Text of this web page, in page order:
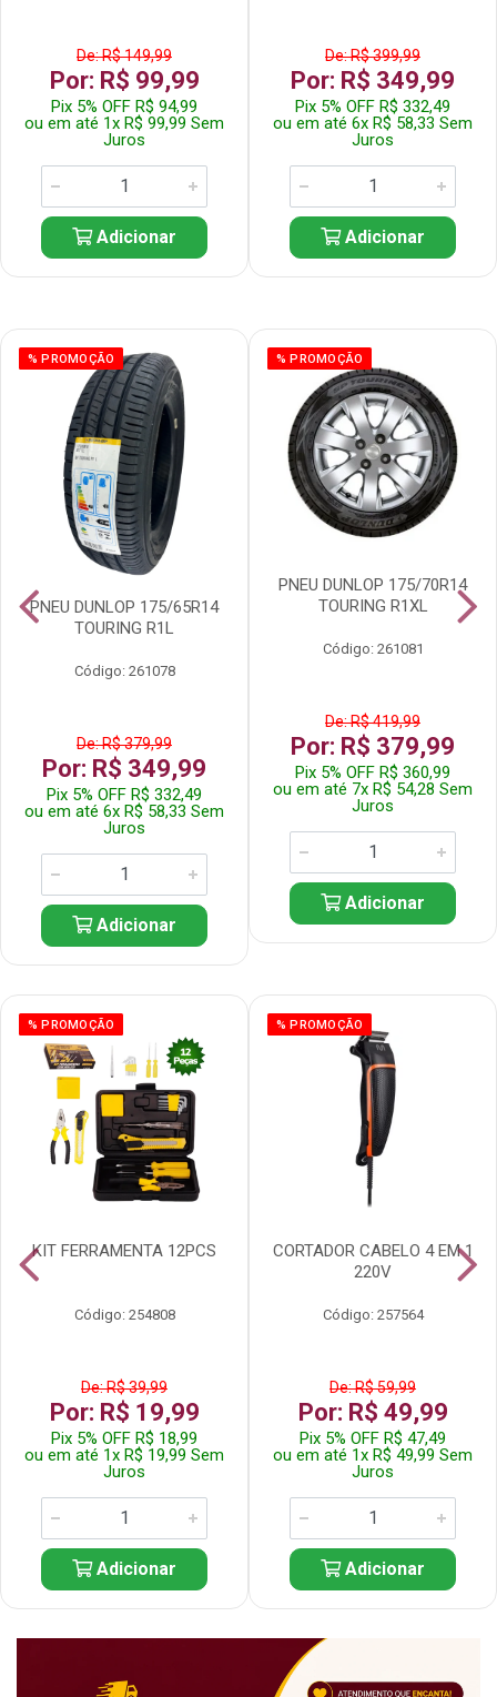
De: R$ 149,99
Por: R$ 99,99
Pix 5% OFF R$ 94,99
ou em até 1x R$ 99,99 Sem
Juros
Adicionar
De: R$ 399,99
Por: R$ 349,99
Pix 5% OFF R$ 332,49
ou em até 6x R$ 58,33 Sem
Juros
Adicionar
% PROMOÇÃO
PNEU DUNLOP 175/65R14
TOURING R1L
Código: 261078
De: R$ 379,99
Por: R$ 349,99
Pix 5% OFF R$ 332,49
ou em até 6x R$ 58,33 Sem
Juros
Adicionar
% PROMOÇÃO
PNEU DUNLOP 175/70R14
TOURING R1XL
Código: 261081
De: R$ 419,99
Por: R$ 379,99
Pix 5% OFF R$ 360,99
ou em até 7x R$ 54,28 Sem
Juros
Adicionar
% PROMOÇÃO
KIT FERRAMENTA 12PCS
Código: 254808
De: R$ 39,99
Por: R$ 19,99
Pix 5% OFF R$ 18,99
ou em até 1x R$ 19,99 Sem
Juros
Adicionar
% PROMOÇÃO
CORTADOR CABELO 4 EM 1
220V
Código: 257564
De: R$ 59,99
Por: R$ 49,99
Pix 5% OFF R$ 47,49
ou em até 1x R$ 49,99 Sem
Juros
Adicionar